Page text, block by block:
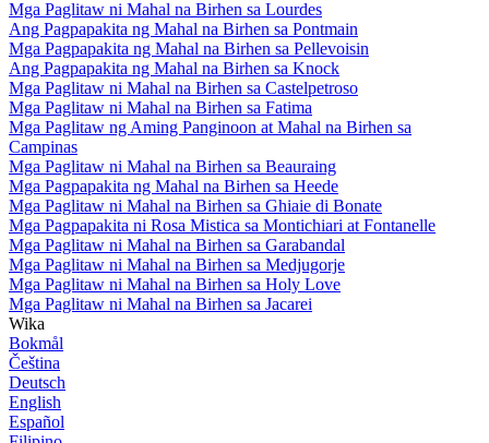
Mga Paglitaw ni Mahal na Birhen sa Lourdes
Ang Pagpapakita ng Mahal na Birhen sa Pontmain
Mga Pagpapakita ng Mahal na Birhen sa Pellevoisin
Ang Pagpapakita ng Mahal na Birhen sa Knock
Mga Paglitaw ni Mahal na Birhen sa Castelpetroso
Mga Paglitaw ni Mahal na Birhen sa Fatima
Mga Paglitaw ng Aming Panginoon at Mahal na Birhen sa
Campinas
Mga Paglitaw ni Mahal na Birhen sa Beauraing
Mga Pagpapakita ng Mahal na Birhen sa Heede
Mga Paglitaw ni Mahal na Birhen sa Ghiaie di Bonate
Mga Pagpapakita ni Rosa Mistica sa Montichiari at Fontanelle
Mga Paglitaw ni Mahal na Birhen sa Garabandal
Mga Paglitaw ni Mahal na Birhen sa Medjugorje
Mga Paglitaw ni Mahal na Birhen sa Holy Love
Mga Paglitaw ni Mahal na Birhen sa Jacarei
Wika
Bokmål
Čeština
Deutsch
English
Español